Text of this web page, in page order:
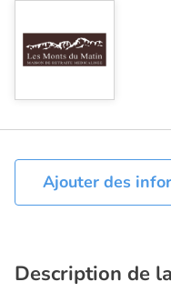
Ajouter des
Description de